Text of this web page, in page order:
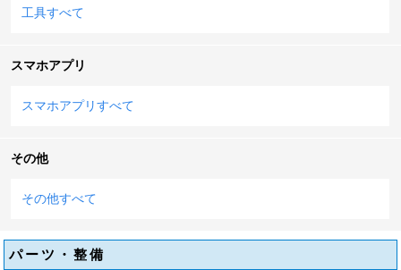
工具すべて
スマホアプリ
スマホアプリすべて
その他
その他すべて
パーツ・整備